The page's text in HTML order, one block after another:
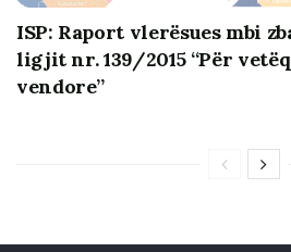
një pushtet shumë më të
Partitë që kanë akses në
vijojnë t’i përdorin masivisht
aktivitete të titullaëve të
ISP: Raport vlerësues mbi
ligjit nr. 139/2015 “Për
vendore”